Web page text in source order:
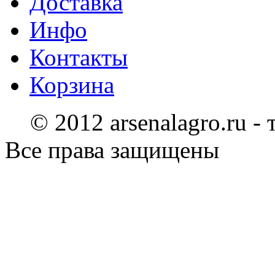
Инфо
Контакты
Корзина
© 2012 arsenalagro.ru -
Все права защищены